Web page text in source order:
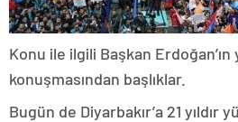
Konu ile ilgili Başkan Erdoğan’ın
konuşmasından başlıklar.
Bugün de Diyarbakır’a 21 yıldır